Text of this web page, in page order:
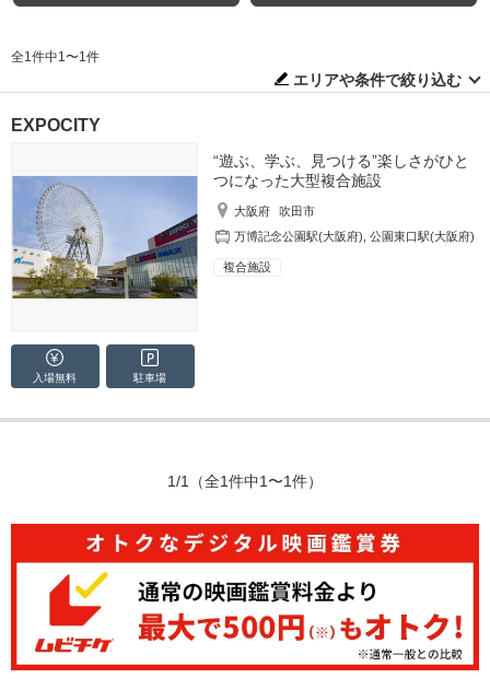
全1件中1〜1件
エリアや条件で絞り込む
EXPOCITY
“遊ぶ、学ぶ、見つける”楽しさがひと
つになった大型複合施設
大阪府
吹田市
万博記念公園駅(大阪府) ,公園東口駅(大阪府)
複合施設
入場無料 駐車場
1/1 （全1件中1〜1件）